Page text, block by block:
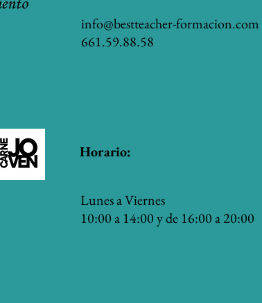
info@bestteacher-formacion.com
661.59.88.58
Horario:
Lunes a Viernes
10:00 a 14:00 y de 16:00 a 20:00